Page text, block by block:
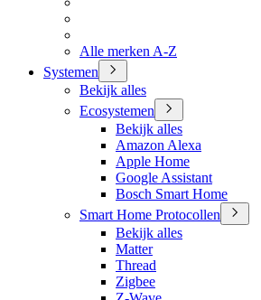
Alle merken A-Z
Systemen
Bekijk alles
Ecosystemen
Bekijk alles
Amazon Alexa
Apple Home
Google Assistant
Bosch Smart Home
Smart Home Protocollen
Bekijk alles
Matter
Thread
Zigbee